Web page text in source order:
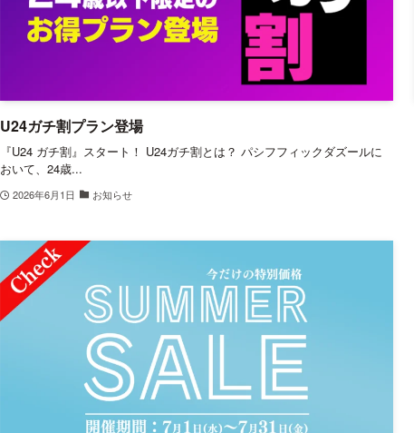
U24ガチ割プラン登場
『U24 ガチ割』スタート！ U24ガチ割とは？ パシフフィックダズールに
おいて、24歳...
2026年6月1日 お知らせ